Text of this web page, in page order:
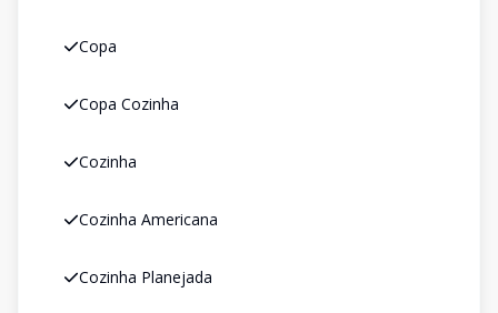
Copa
Copa Cozinha
Cozinha
Cozinha Americana
Cozinha Planejada